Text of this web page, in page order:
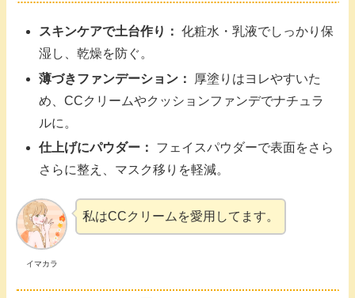
スキンケアで土台作り： 化粧水・乳液でしっかり保
湿し、乾燥を防ぐ。
薄づきファンデーション：
厚塗りはヨレやすいた
め、CCクリームやクッションファンデでナチュラ
ルに。
仕上げにパウダー：
フェイスパウダーで表面をさら
さらに整え、マスク移りを軽減。
イマカラ
私はCCクリームを愛用してます。